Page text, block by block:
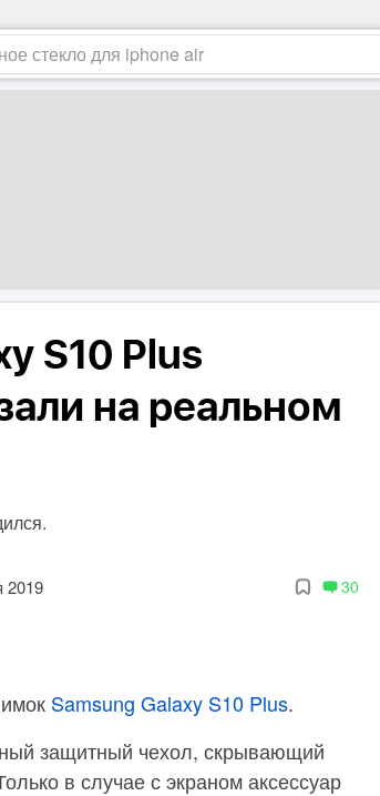
S10 Plus
на реальном
2019 30
Samsung Galaxy S10 Plus.
защитный чехол, скрывающий
в случае с экраном аксессуар